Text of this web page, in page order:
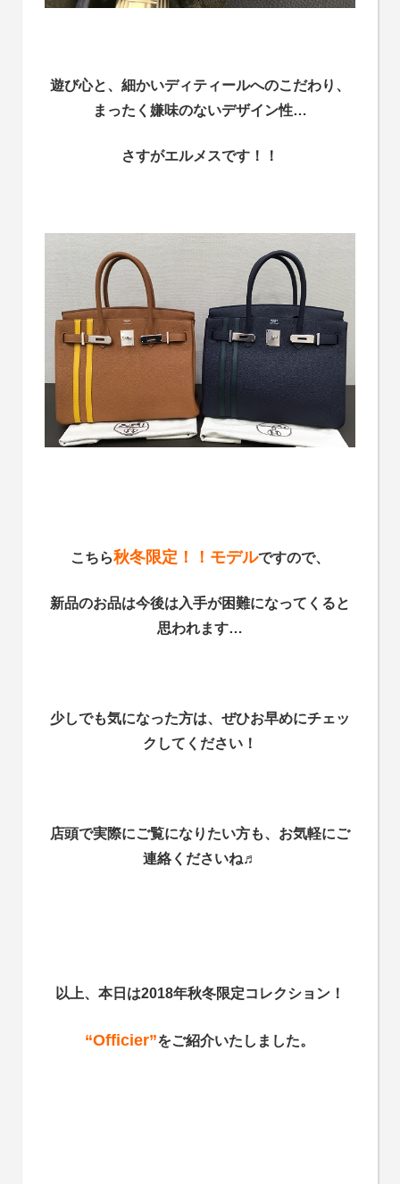
遊び心と、細かいディティールへのこだわり、
まったく嫌味のないデザイン性…
さすがエルメスです！！
こちら秋冬限定！！モデルですので、
新品のお品は今後は入手が困難になってくると
思われます…
少しでも気になった方は、ぜひお早めにチェッ
クしてください！
店頭で実際にご覧になりたい方も、お気軽にご
連絡くださいね♬
以上、本日は2018年秋冬限定コレクション！
“Officier”をご紹介いたしました。